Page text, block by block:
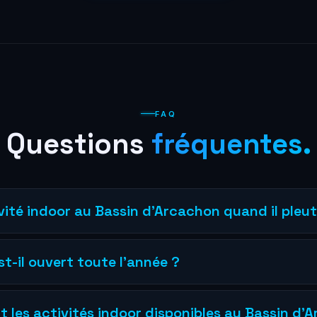
FAQ
Questions fréquentes.
indoor au Bassin d’Arcachon quand il
propose 4 activités 100% indoor : arène VR 200m², escape
connectées, plus un bar. Ouvert du mercredi au dimanche,
il ouvert toute l’année ?
ouvert toute l’année, du mercredi au dimanche. L’espace est
Aucune dépendance à la météo.
les activités indoor disponibles au Bassin